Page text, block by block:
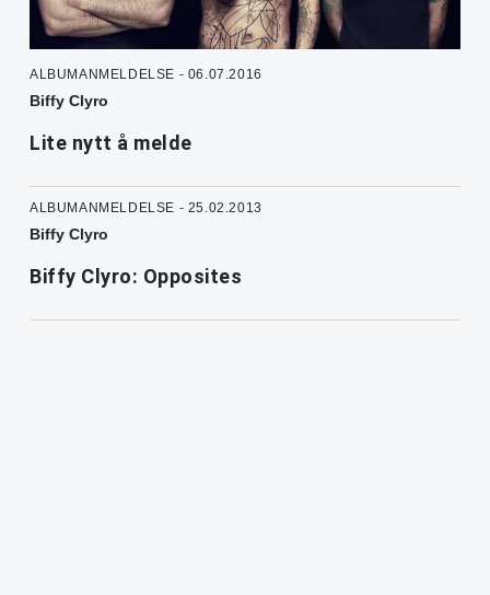
ALBUMANMELDELSE - 06.07.2016
Biffy Clyro
Lite nytt å melde
ALBUMANMELDELSE - 25.02.2013
Biffy Clyro
Biffy Clyro: Opposites